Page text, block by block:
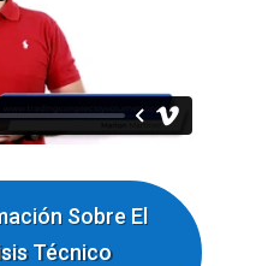
Sobre El
Técnico